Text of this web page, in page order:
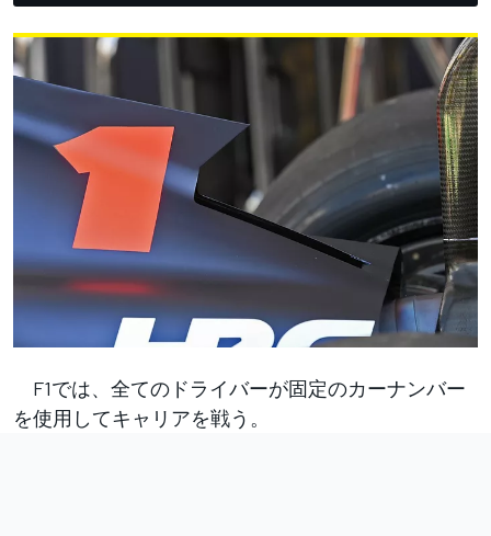
F1では、全てのドライバーが固定のカーナンバー
を使用してキャリアを戦う。